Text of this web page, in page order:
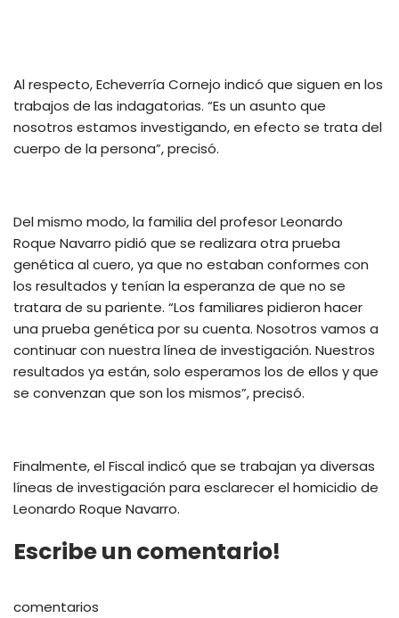
Al respecto, Echeverría Cornejo indicó que siguen en los
trabajos de las indagatorias. “Es un asunto que
nosotros estamos investigando, en efecto se trata del
cuerpo de la persona”, precisó.
Del mismo modo, la familia del profesor Leonardo
Roque Navarro pidió que se realizara otra prueba
genética al cuero, ya que no estaban conformes con
los resultados y tenían la esperanza de que no se
tratara de su pariente. “Los familiares pidieron hacer
una prueba genética por su cuenta. Nosotros vamos a
continuar con nuestra línea de investigación. Nuestros
resultados ya están, solo esperamos los de ellos y que
se convenzan que son los mismos”, precisó.
Finalmente, el Fiscal indicó que se trabajan ya diversas
líneas de investigación para esclarecer el homicidio de
Leonardo Roque Navarro.
Escribe un comentario!
comentarios